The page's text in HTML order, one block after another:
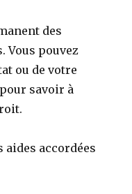
des
Vous pouvez
ou de votre
savoir à
aides accordées